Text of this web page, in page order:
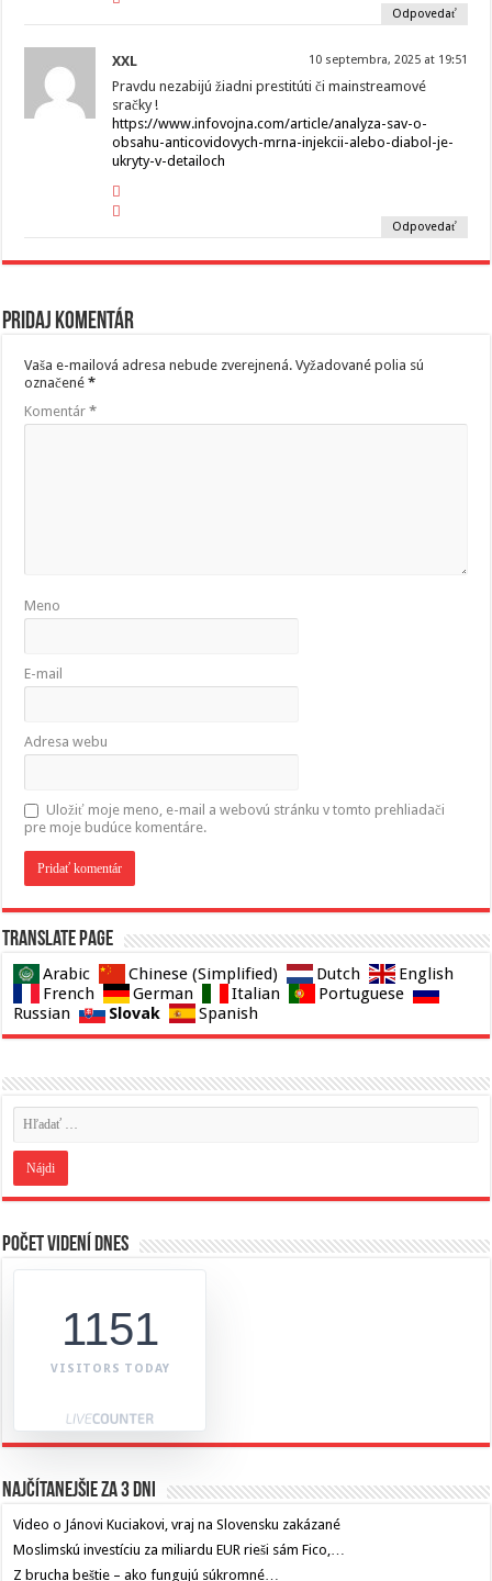
Odpovedať
XXL 10 septembra, 2025 at 19:51
Pravdu nezabijú žiadni prestitúti či mainstreamové
sračky !
https://www.infovojna.com/article/analyza-sav-o-
obsahu-anticovidovych-mrna-injekcii-alebo-diabol-je-
ukryty-v-detailoch
Odpovedať
Pridaj komentár
Vaša e-mailová adresa nebude zverejnená. Vyžadované polia sú
označené*
Komentár*
Meno
E-mail
Adresa webu
Uložiť moje meno, e-mail a webovú stránku v tomto prehliadači
pre moje budúce komentáre.
Translate page
Arabic Chinese (Simplified) Dutch
English
French
German Italian
Portuguese
Russian
Slovak Spanish
Počet videní dnes
1151
VISITORS TODAY
Najčítanejšie za 3 dni
Video o Jánovi Kuciakovi, vraj na Slovensku zakázané
Moslimskú investíciu za miliardu EUR rieši sám Fico,…
Z brucha beštie – ako fungujú súkromné…